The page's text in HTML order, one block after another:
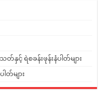
နှင့် ရဲစခန်းဖုန်းနံပါတ်များ
တ်များ